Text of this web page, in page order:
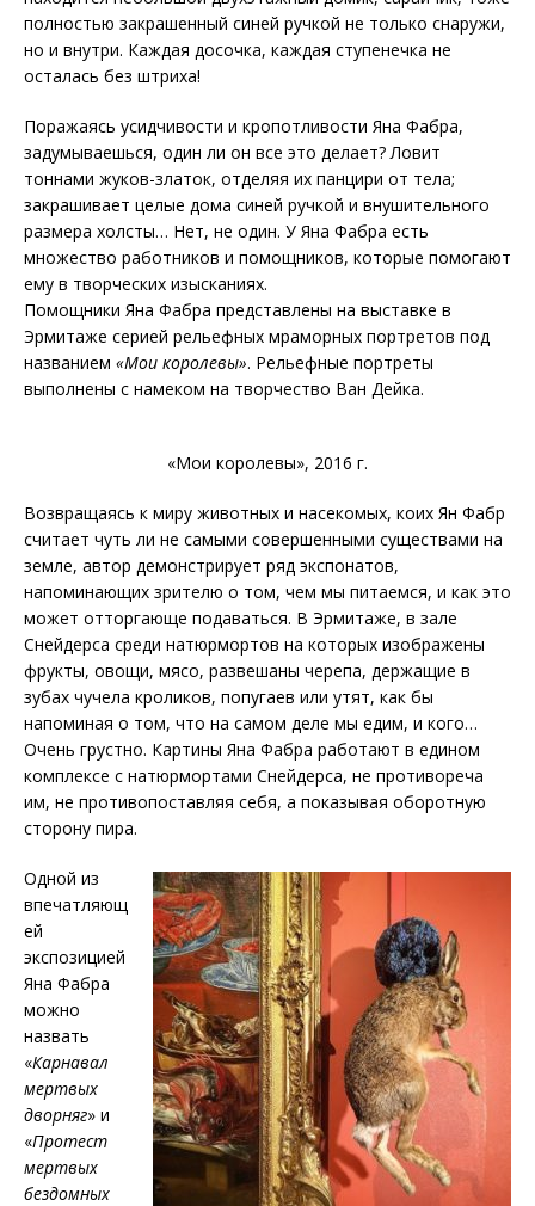
полностью закрашенный синей ручкой не только снаружи,
но и внутри. Каждая досочка, каждая ступенечка не
осталась без штриха!
Поражаясь усидчивости и кропотливости Яна Фабра,
задумываешься, один ли он все это делает? Ловит
тоннами жуков-златок, отделяя их панцири от тела;
закрашивает целые дома синей ручкой и внушительного
размера холсты… Нет, не один. У Яна Фабра есть
множество работников и помощников, которые помогают
ему в творческих изысканиях.
Помощники Яна Фабра представлены на выставке в
Эрмитаже серией рельефных мраморных портретов под
названием «Мои королевы». Рельефные портреты
выполнены с намеком на творчество Ван Дейка.
«Мои королевы», 2016 г.
Возвращаясь к миру животных и насекомых, коих Ян Фабр
считает чуть ли не самыми совершенными существами на
земле, автор демонстрирует ряд экспонатов,
напоминающих зрителю о том, чем мы питаемся, и как это
может отторгающе подаваться. В Эрмитаже, в зале
Снейдерса среди натюрмортов на которых изображены
фрукты, овощи, мясо, развешаны черепа, держащие в
зубах чучела кроликов, попугаев или утят, как бы
напоминая о том, что на самом деле мы едим, и кого…
Очень грустно. Картины Яна Фабра работают в едином
комплексе с натюрмортами Снейдерса, не противореча
им, не противопоставляя себя, а показывая оборотную
сторону пира.
Одной из
впечатляющ
ей
экспозицией
Яна Фабра
можно
назвать
«Карнавал
мертвых
дворняг» и
«Протест
мертвых
бездомных